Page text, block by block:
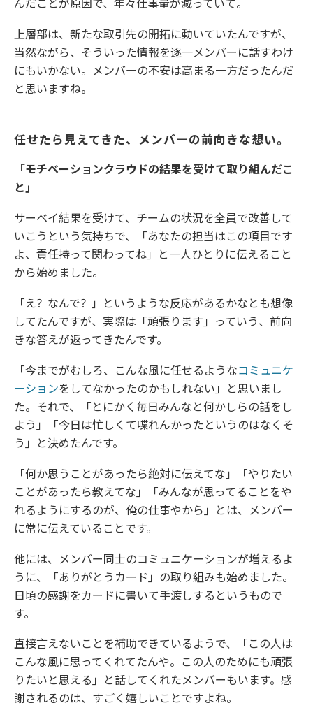
上層部は、新たな取引先の開拓に動いていたんですが、
当然ながら、そういった情報を逐一メンバーに話すわけ
にもいかない。メンバーの不安は高まる一方だったんだ
と思いますね。
任せたら見えてきた、メンバーの前向きな想い。
「モチベーションクラウドの結果を受けて取り組んだこ
と」
サーベイ結果を受けて、チームの状況を全員で改善して
いこうという気持ちで、「あなたの担当はこの項目です
よ、責任持って関わってね」と一人ひとりに伝えること
から始めました。
「え？なんで？」というような反応があるかなとも想像
してたんですが、実際は「頑張ります」っていう、前向
きな答えが返ってきたんです。
「今までがむしろ、こんな風に任せるようなコミュニケ
ーションをしてなかったのかもしれない」と思いまし
た。それで、「とにかく毎日みんなと何かしらの話をし
よう」「今日は忙しくて喋れんかったというのはなくそ
う」と決めたんです。
「何か思うことがあったら絶対に伝えてな」「やりたい
ことがあったら教えてな」「みんなが思ってることをや
れるようにするのが、俺の仕事やから」とは、メンバー
に常に伝えていることです。
他には、メンバー同士のコミュニケーションが増えるよ
うに、「ありがとうカード」の取り組みも始めました。
日頃の感謝をカードに書いて手渡しするというもので
す。
直接言えないことを補助できているようで、「この人は
こんな風に思ってくれてたんや。この人のためにも頑張
りたいと思える」と話してくれたメンバーもいます。感
謝されるのは、すごく嬉しいことですよね。